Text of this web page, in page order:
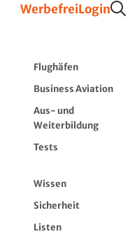
WerbefreiLogin
Flughäfen
Business Aviation
Aus- und
Weiterbildung
Tests
Wissen
Sicherheit
Listen